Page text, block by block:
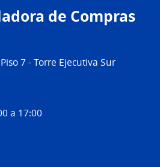
de Compras
7 - Torre Ejecutiva Sur
a 17:00